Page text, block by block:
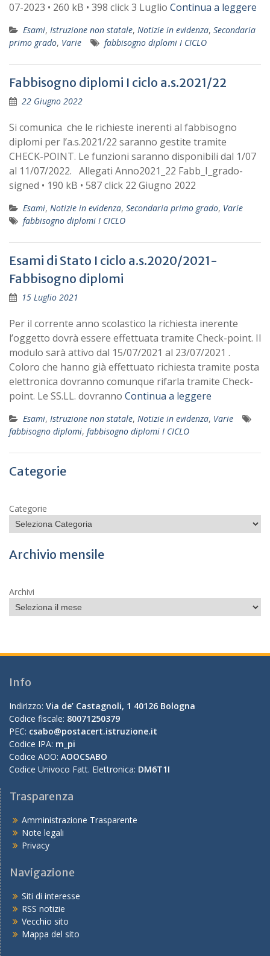
07-2023 • 260 kB • 398 click 3 Luglio Continua a leggere
Esami, Istruzione non statale, Notizie in evidenza, Secondaria
primo grado, Varie fabbisogno diplomi I CICLO
Fabbisogno diplomi I ciclo a.s.2021/22
22 Giugno 2022
Si comunica che le richieste inerenti al fabbisogno
diplomi per l’a.s.2021/22 saranno gestite tramite
CHECK-POINT. Le funzioni saranno disponibili dal 1/07
al 11/07/2022. Allegati Anno2021_22 Fabb_I_grado-
signed • 190 kB • 587 click 22 Giugno 2022
Esami, Notizie in evidenza, Secondaria primo grado, Varie
fabbisogno diplomi I CICLO
Esami di Stato I ciclo a.s.2020/2021-
Fabbisogno diplomi
15 Luglio 2021
Per il corrente anno scolastico la richiesta inerente
l’oggetto dovrà essere effettuata tramite Check-point. Il
modulo sarà attivo dal 15/07/2021 al 23/07/2021 .
Coloro che hanno già effettuato richiesta tramite posta
elettronica dovranno comunque rifarla tramite Check-
point. Le SS.LL. dovranno Continua a leggere
Esami, Istruzione non statale, Notizie in evidenza, Varie
fabbisogno diplomi, fabbisogno diplomi I CICLO
Categorie
Categorie
Archivio mensile
Archivi
Info
Indirizzo: Via de’ Castagnoli, 1 40126 Bologna
Codice fiscale: 80071250379
PEC: csabo@postacert.istruzione.it
Codice IPA: m_pi
Codice AOO: AOOCSABO
Codice Univoco Fatt. Elettronica: DM6T1I
Trasparenza
Amministrazione Trasparente
Note legali
Privacy
Navigazione
Siti di interesse
RSS notizie
Vecchio sito
Mappa del sito